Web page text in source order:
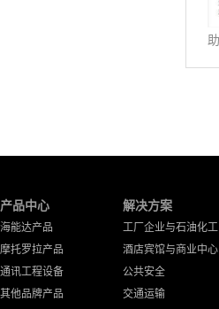
产品中心
海能达产品
摩托罗拉产品
通讯工程设备
其他品牌产品
解决方案
工厂企业与石油化工
酒店宾馆与商业中心
公共安全
交通运输